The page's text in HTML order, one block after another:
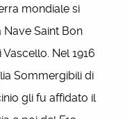
mondiale si
Saint Bon
Nel 1916
Sommergibili di
gli fu affidato il